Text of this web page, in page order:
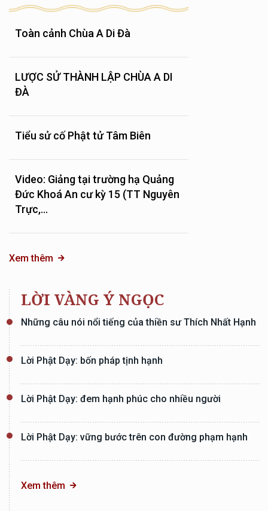
Toàn cảnh Chùa A Di Đà
LƯỢC SỬ THÀNH LẬP CHÙA A DI
ĐÀ
Tiểu sử cố Phật tử Tâm Biên
Video: Giảng tại trường hạ Quảng
Đức Khoá An cư kỳ 15 (TT Nguyên
Trực,...
Xem thêm
LỜI VÀNG Ý NGỌC
Những câu nói nổi tiếng của thiền sư Thích Nhất Hạnh
Lời Phật Dạy: bốn pháp tịnh hạnh
Lời Phật Dạy: đem hạnh phúc cho nhiều người
Lời Phật Dạy: vững bước trên con đường phạm hạnh
Xem thêm